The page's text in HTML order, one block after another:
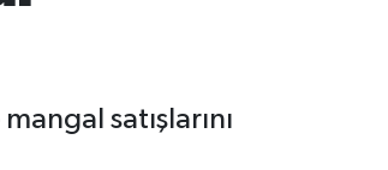
satışlarını